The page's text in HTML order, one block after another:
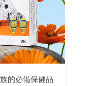
的必備保健品